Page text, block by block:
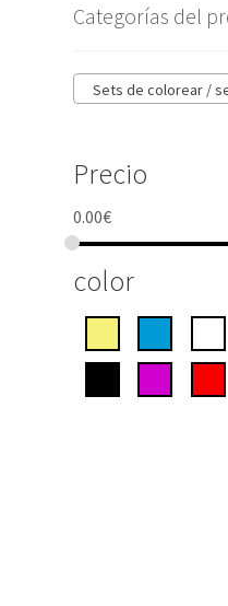
Categorías del
Sets de colorear /
Precio
0.00€
color